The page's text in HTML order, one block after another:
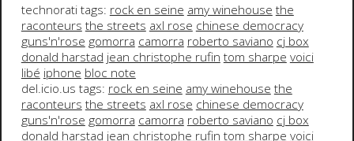
technorati tags: rock en seine amy winehouse the
raconteurs the streets axl rose chinese democracy
guns'n'rose gomorra camorra roberto saviano cj box
donald harstad jean christophe rufin tom sharpe voici
libé iphone bloc note
del.icio.us tags: rock en seine amy winehouse the
raconteurs the streets axl rose chinese democracy
guns'n'rose gomorra camorra roberto saviano cj box
donald harstad jean christophe rufin tom sharpe voici